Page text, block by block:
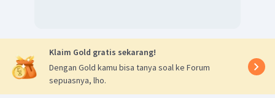
Klaim Gold gratis sekarang!
Dengan Gold kamu bisa tanya soal ke Forum
sepuasnya, lho.